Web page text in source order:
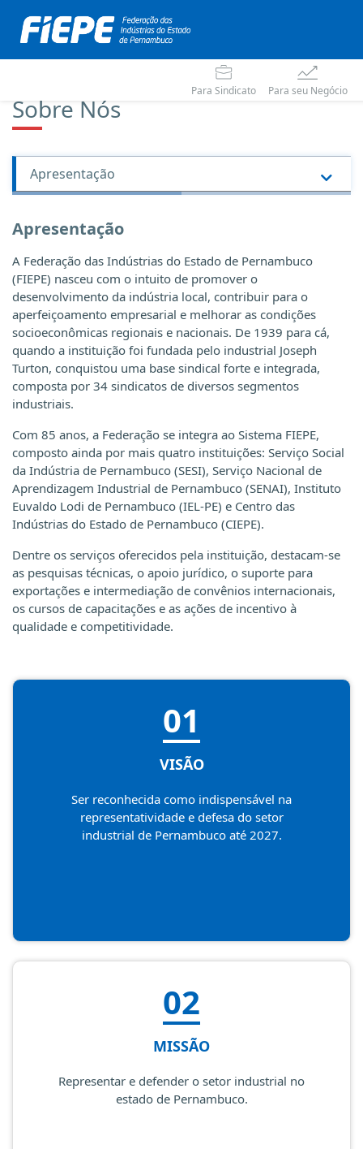
Para Sindicato Para seu Negócio
Sobre Nós
Apresentação
A Federação das Indústrias do Estado de Pernambuco
(FIEPE) nasceu com o intuito de promover o
desenvolvimento da indústria local, contribuir para o
aperfeiçoamento empresarial e melhorar as condições
socioeconômicas regionais e nacionais. De 1939 para cá,
quando a instituição foi fundada pelo industrial Joseph
Turton, conquistou uma base sindical forte e integrada,
composta por 34 sindicatos de diversos segmentos
industriais.
Com 85 anos, a Federação se integra ao Sistema FIEPE,
composto ainda por mais quatro instituições: Serviço Social
da Indústria de Pernambuco (SESI), Serviço Nacional de
Aprendizagem Industrial de Pernambuco (SENAI), Instituto
Euvaldo Lodi de Pernambuco (IEL-PE) e Centro das
Indústrias do Estado de Pernambuco (CIEPE).
Dentre os serviços oferecidos pela instituição, destacam-se
as pesquisas técnicas, o apoio jurídico, o suporte para
exportações e intermediação de convênios internacionais,
os cursos de capacitações e as ações de incentivo à
qualidade e competitividade.
01
VISÃO
Ser reconhecida como indispensável na
representatividade e defesa do setor
industrial de Pernambuco até 2027.
02
MISSÃO
Representar e defender o setor industrial no
estado de Pernambuco.